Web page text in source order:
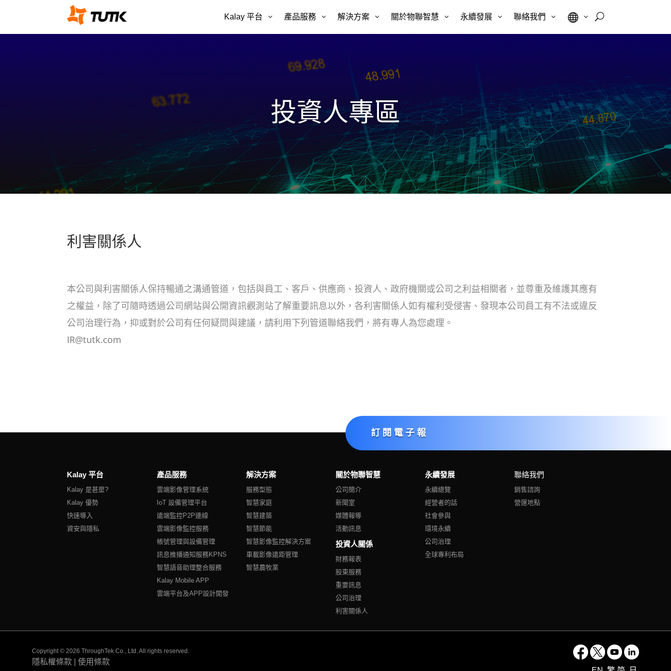
Kalay 平台 3 產品服務 3 解決方案 3 關於物聯智慧 3 永續發展 3 聯絡我們 3  3 U
投資人專區
利害關係人
本公司與利害關係人保持暢通之溝通管道，包括與員工、客戶、供應商、投資人、政府機關或公司之利益相關者，並尊重及維護其應有
之權益，除了可隨時透過公司網站與公開資訊觀測站了解重要訊息以外，各利害關係人如有權利受侵害、發現本公司員工有不法或違反
公司治理行為，抑或對於公司有任何疑問與建議，請利用下列管道聯絡我們，將有專人為您處理。
IR@tutk.com
訂閱電子報
Kalay 平台
Kalay 是甚麼?
Kalay 優勢
快速導入
資安與隱私
產品服務
雲端影像管理系統
IoT 設備管理平台
遠端監控P2P連線
雲端影像監控服務
帳號管理與設備管理
訊息推播通知服務KPNS
智慧語音助理整合服務
Kalay Mobile APP
雲端平台及APP設計開發
解決方案
服務型態
智慧家庭
智慧建築
智慧節能
智慧影像監控解決方案
車載影像遠距管理
智慧農牧業
關於物聯智慧
公司簡介
新聞室
媒體報導
活動訊息
投資人關係
財務報表
股東服務
重要訊息
公司治理
利害關係人
永續發展
永續總覽
經營者的話
社會參與
環境永續
公司治理
全球專利布局
聯絡我們
銷售諮詢
營運地點
Copyright © 2026 ThroughTek Co., Ltd. All rights reserved.
隱私權條款
使用條款